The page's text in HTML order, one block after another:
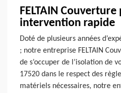
FELTAIN
intervention rapide
Doté de plusieurs années
; notre entreprise FELTAIN
de s’occuper de l’isolation de
17520 dans le respect des
matériels nécessaires, notre